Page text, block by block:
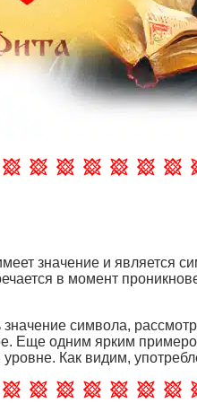
значение и является
в момент
символа,
Еще одним ярким
Как видим,